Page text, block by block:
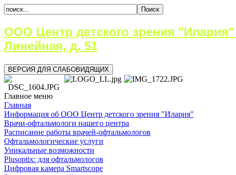
ООО Центр детского зрения "Илария"
Линейная, д. 51
ВЕРСИЯ ДЛЯ СЛАБОВИДЯЩИХ
Главное меню
Главная
Информация об ООО Центр детского зрения "Илария"
Врачи-офтальмологи нашего центра
Расписание работы врачей-офтальмологов
Офтальмологические услуги
Уникальные возможности
Plusoptix: для офтальмологов
Цифровая камера Smartscope